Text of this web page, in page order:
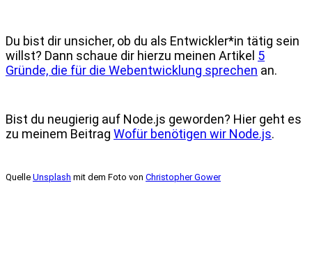
Du bist dir unsicher, ob du als Entwickler*in tätig sein
willst? Dann schaue dir hierzu meinen Artikel 5
Gründe, die für die Webentwicklung sprechen an.
Bist du neugierig auf Node.js geworden? Hier geht es
zu meinem Beitrag Wofür benötigen wir Node.js.
Quelle Unsplash mit dem Foto von Christopher Gower